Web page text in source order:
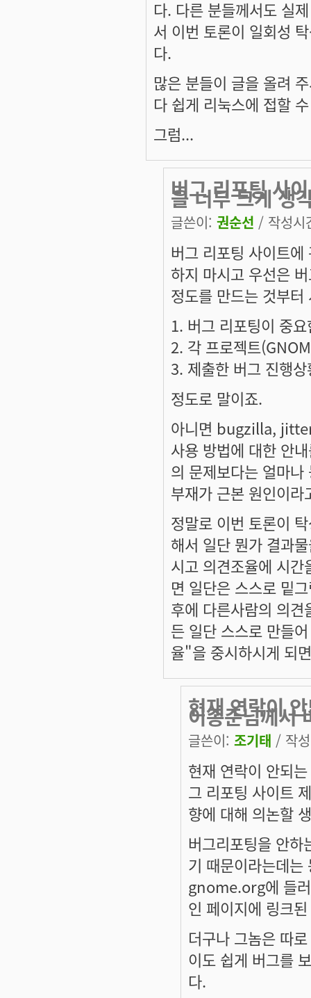
다. 다른 분들께서도 실
서 이번 토론이 일회성
다.
많은 분들이 글을 올려
다 쉽게 리눅스에 접할
그럼...
버그 리포팅 사
을 너무 크게 생
글쓴이: 권순선 / 작성
버그 리포팅 사이트
하지 마시고 우선은
정도를 만드는 것부
1. 버그 리포팅이 중
2. 각 프로젝트
3. 제출한 버그 진행
정도로 말이죠.
아니면 bugzilla,
사용 방법에 대한 안
의 문제보다는 얼마
부재가 근본 원인이라
정말로 이번 토론이
해서 일단 뭔가 결과
시고 의견조율에 시
면 일단은 스스로 밑
후에 다른사람의 의
든 일단 스스로 만들
율"을 중시하시게 되
현재 연락이
이종준님께서
글쓴이: 조기태 / 작
현재 연락이 안되
그 리포팅 사이트
향에 대해 의논할
버그리포팅을 안
기 때문이라는데
gnome.org에 들러
인 페이지에 링크
더구나 그놈은 따
이도 쉽게 버그를
다.